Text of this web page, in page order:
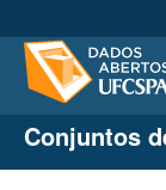
Conjuntos de
Organizações
Conjuntos